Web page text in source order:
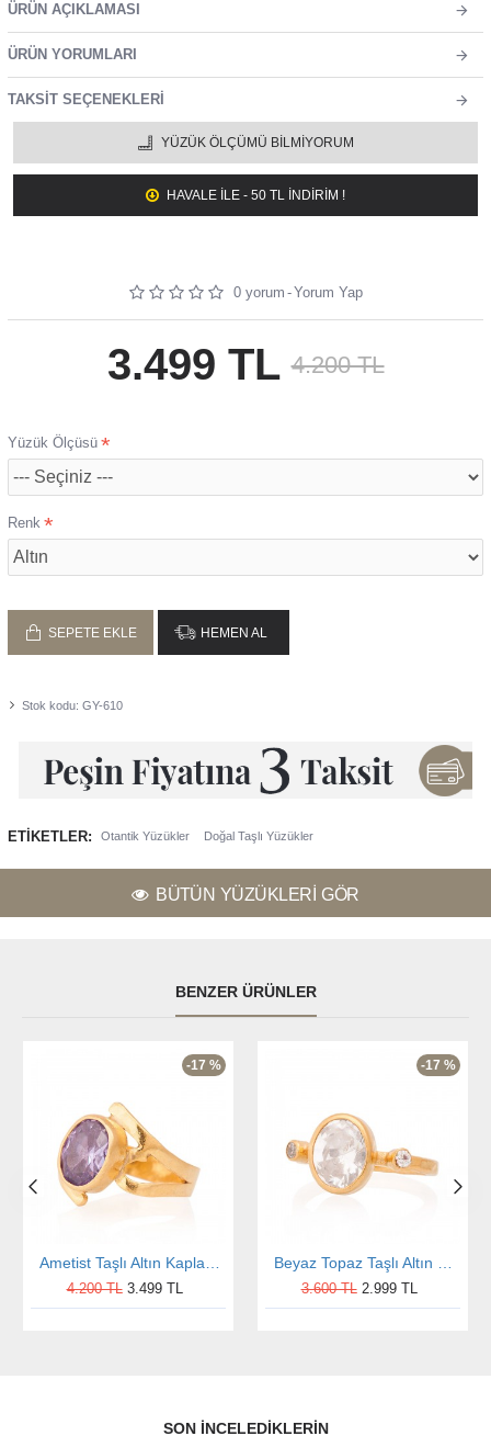
ÜRÜN AÇIKLAMASI
ÜRÜN YORUMLARI
TAKSIT SEÇENEKLERI
YÜZÜK ÖLÇÜMÜ BILMIYORUM
HAVALE ILE - 50 TL İNDİRİM !
Stok kodu: GY-610
0 yorum -Yorum Yap
4.200 TL
3.499 TL
Yüzük Ölçüsü
Renk
SEPETE EKLE HEMEN AL
ETIKETLER: Otantik Yüzükler Doğal Taşlı Yüzükler
BÜTÜN YÜZÜKLERI GÖR
BENZER ÜRÜNLER
-17 %
4.200 TL 3.499 TL
-17 %
3.600 TL 2.999 TL
SON İNCELEDIKLERIN